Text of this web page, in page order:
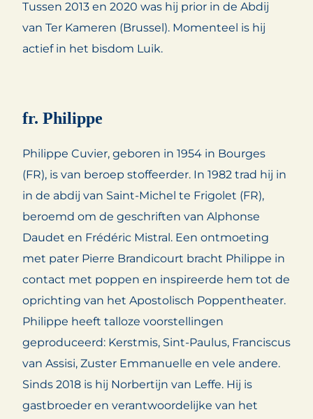
Tussen 2013 en 2020 was hij prior in de Abdij
van Ter Kameren (Brussel). Momenteel is hij
actief in het bisdom Luik.
fr. Philippe
Philippe Cuvier, geboren in 1954 in Bourges
(FR), is van beroep stoffeerder. In 1982 trad hij in
in de abdij van Saint-Michel te Frigolet (FR),
beroemd om de geschriften van Alphonse
Daudet en Frédéric Mistral. Een ontmoeting
met pater Pierre Brandicourt bracht Philippe in
contact met poppen en inspireerde hem tot de
oprichting van het Apostolisch Poppentheater.
Philippe heeft talloze voorstellingen
geproduceerd: Kerstmis, Sint-Paulus, Franciscus
van Assisi, Zuster Emmanuelle en vele andere.
Sinds 2018 is hij Norbertijn van Leffe. Hij is
gastbroeder en verantwoordelijke van het